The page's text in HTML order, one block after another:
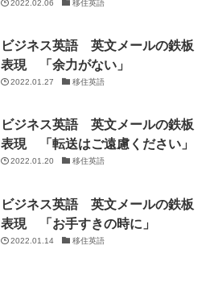
2022.02.06 移住英語
ビジネス英語 英文メールの鉄板
表現 「余力がない」
2022.01.27 移住英語
ビジネス英語 英文メールの鉄板
表現 「転送はご遠慮ください」
2022.01.20 移住英語
ビジネス英語 英文メールの鉄板
表現 「お手すきの時に」
2022.01.14 移住英語